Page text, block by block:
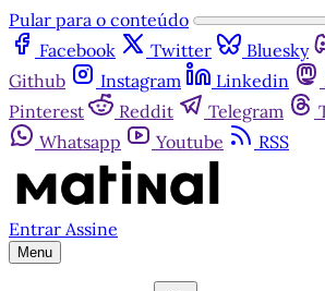
Pular para o conteúdo
Facebook
Twitter Bluesky
Github
Instagram Linkedin
Pinterest
Reddit Telegram
Whatsapp
Youtube RSS
Entrar Assine
Menu